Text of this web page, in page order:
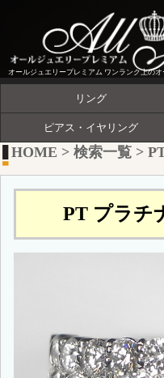
オールジュエリープレミアム ワンランク上の
リング
ピアス・イヤリング
HOME > 検索一覧 >
PT プラチ